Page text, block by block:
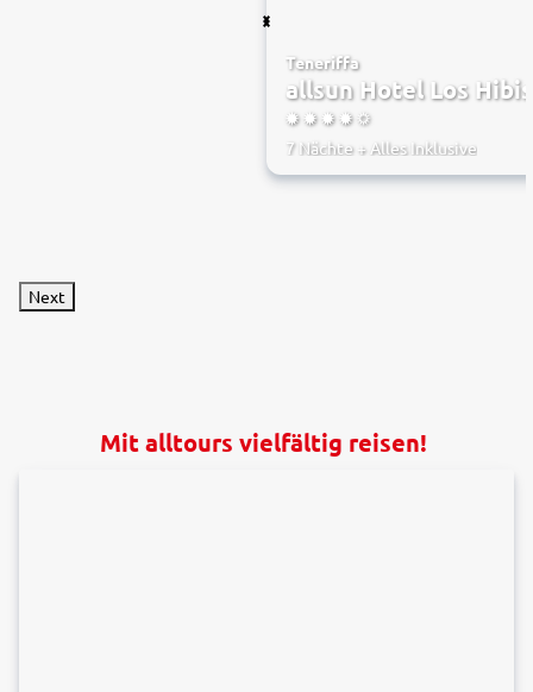
Teneriffa
allsun Hotel Los
7 Nächte+ Alles Inklusive
Next
Mit alltours vielfältig reisen!